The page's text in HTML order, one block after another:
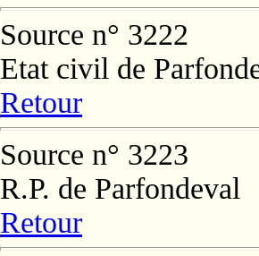
Source n° 3222
Etat civil de
Retour
Source n° 3223
R.P. de Parfondeval
Retour